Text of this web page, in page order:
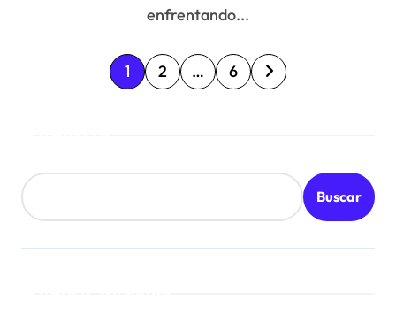
enfrentando...
P
i
n
a
1 2 … 6
Buscar